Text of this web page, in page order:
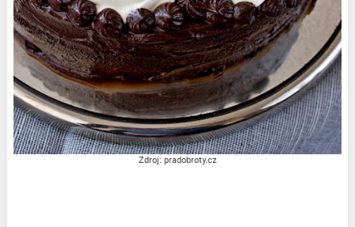
Zdroj: pradobroty.cz